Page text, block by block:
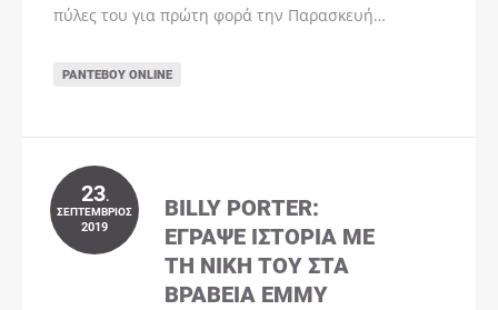
πύλες του για πρώτη φορά την Παρασκευή…
ΡΑΝΤΕΒΟΎ ONLINE
23.
ΣΕΠΤΈΜΒΡΙΟΣ
2019
BILLY PORTER:
ΈΓΡΑΨΕ ΙΣΤΟΡΊΑ ΜΕ
ΤΗ ΝΊΚΗ ΤΟΥ ΣΤΑ
ΒΡΑΒΕΊΑ EMMY